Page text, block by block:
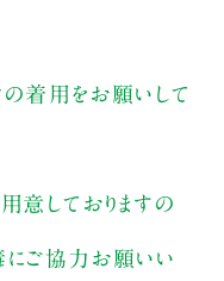
着用をお願いして
意しておりますの
にご協力お願いい